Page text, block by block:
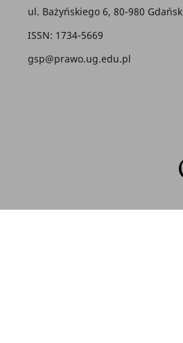
ul. Bażyńskiego 6, 80-980 Gdańsk
ISSN: 1734-5669
gsp@prawo.ug.edu.pl